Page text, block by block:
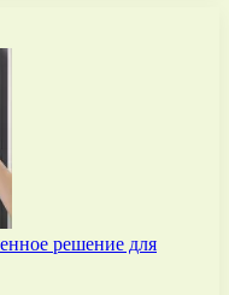
решение для